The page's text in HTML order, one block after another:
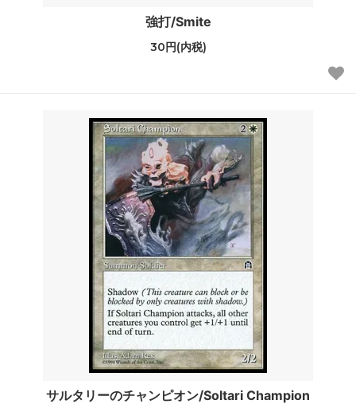
強打/Smite
30円(内税)
サルタリーのチャンピオン/Soltari Champion